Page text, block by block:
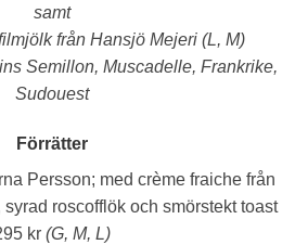
samt
från Hansjö Mejeri (L, M)
Semillon, Muscadelle, Frankrike,
Sudouest
Förrätter
Persson; med crème fraiche från
roscofflök och smörstekt toast
kr (G, M, L)